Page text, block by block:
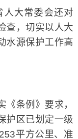
大常委会还对
查，切实以人大
水源保护工作高
条例》要求，
护区已划定一级
平方公里、准